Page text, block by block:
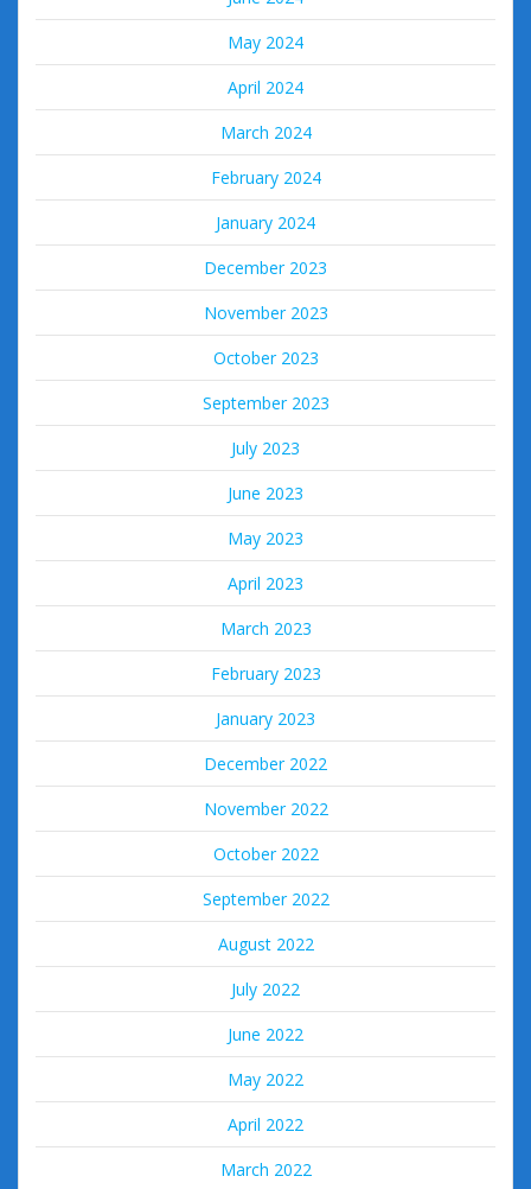
May 2024
April 2024
March 2024
February 2024
January 2024
December 2023
November 2023
October 2023
September 2023
July 2023
June 2023
May 2023
April 2023
March 2023
February 2023
January 2023
December 2022
November 2022
October 2022
September 2022
August 2022
July 2022
June 2022
May 2022
April 2022
March 2022